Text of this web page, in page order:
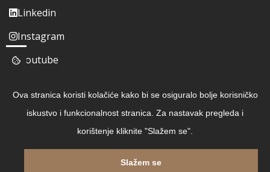
Linkedin
Instagram
Youtube
Ova stranica koristi kolačiće kako bi se osiguralo bolje korisničko
iskustvo i funkcionalnost stranica. Za nastavak pregleda i
korištenje kliknite "Slažem se".
Slažem se